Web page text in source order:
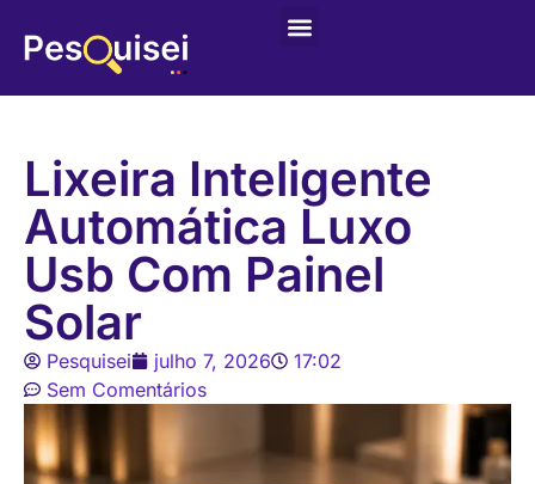
Lixeira Inteligente
Automática Luxo
Usb Com Painel
Solar
Pesquisei julho 7, 2026
17:02
Sem Comentários